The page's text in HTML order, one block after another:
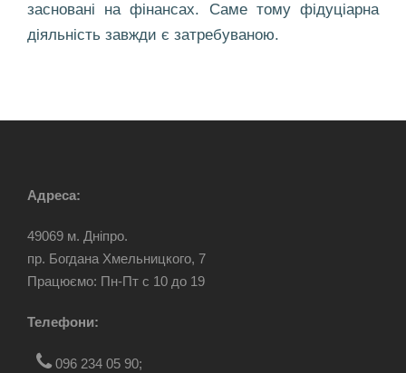
засновані на фінансах. Саме тому фідуціарна
діяльність завжди є затребуваною.
Адреса:
49069 м. Дніпро.
пр. Богдана Хмельницкого, 7
Працюємо: Пн-Пт c 10 до 19
Телефони:
096 234 05 90;